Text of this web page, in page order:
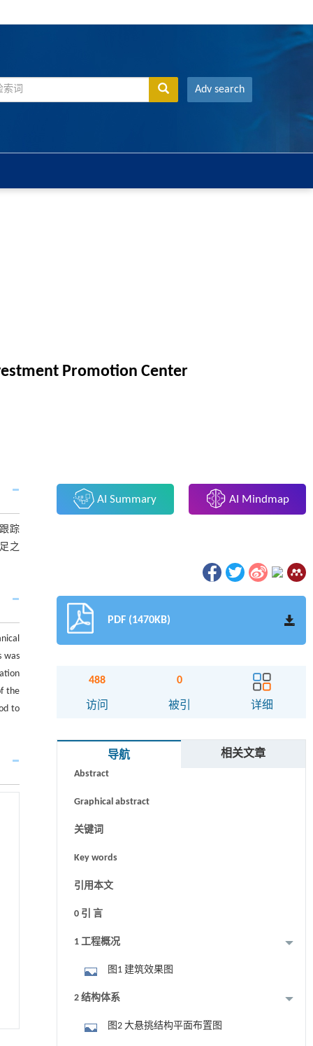
Adv search
Promotion Center
踪
之
was
the
to
AI Summary AI Mindmap
PDF (1470KB)
488
访问
0
被引 详细
导航 相关文章
Abstract
Graphical abstract
关键词
Key words
引用本文
0 引 言
1 工程概况
图1 建筑效果图
2 结构体系
图2 大悬挑结构平面布置图